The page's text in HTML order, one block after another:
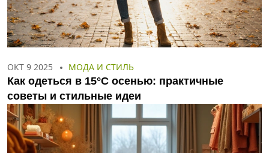
ОКТ 9 2025 МОДА И СТИЛЬ
Как одеться в 15°C осенью: практичные
советы и стильные идеи